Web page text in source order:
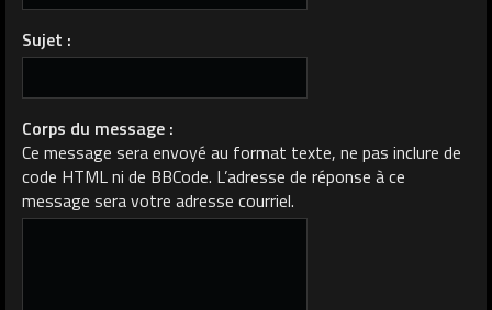
Sujet :
Corps du message :
Ce message sera envoyé au format texte, ne pas inclure de
code HTML ni de BBCode. L’adresse de réponse à ce
message sera votre adresse courriel.